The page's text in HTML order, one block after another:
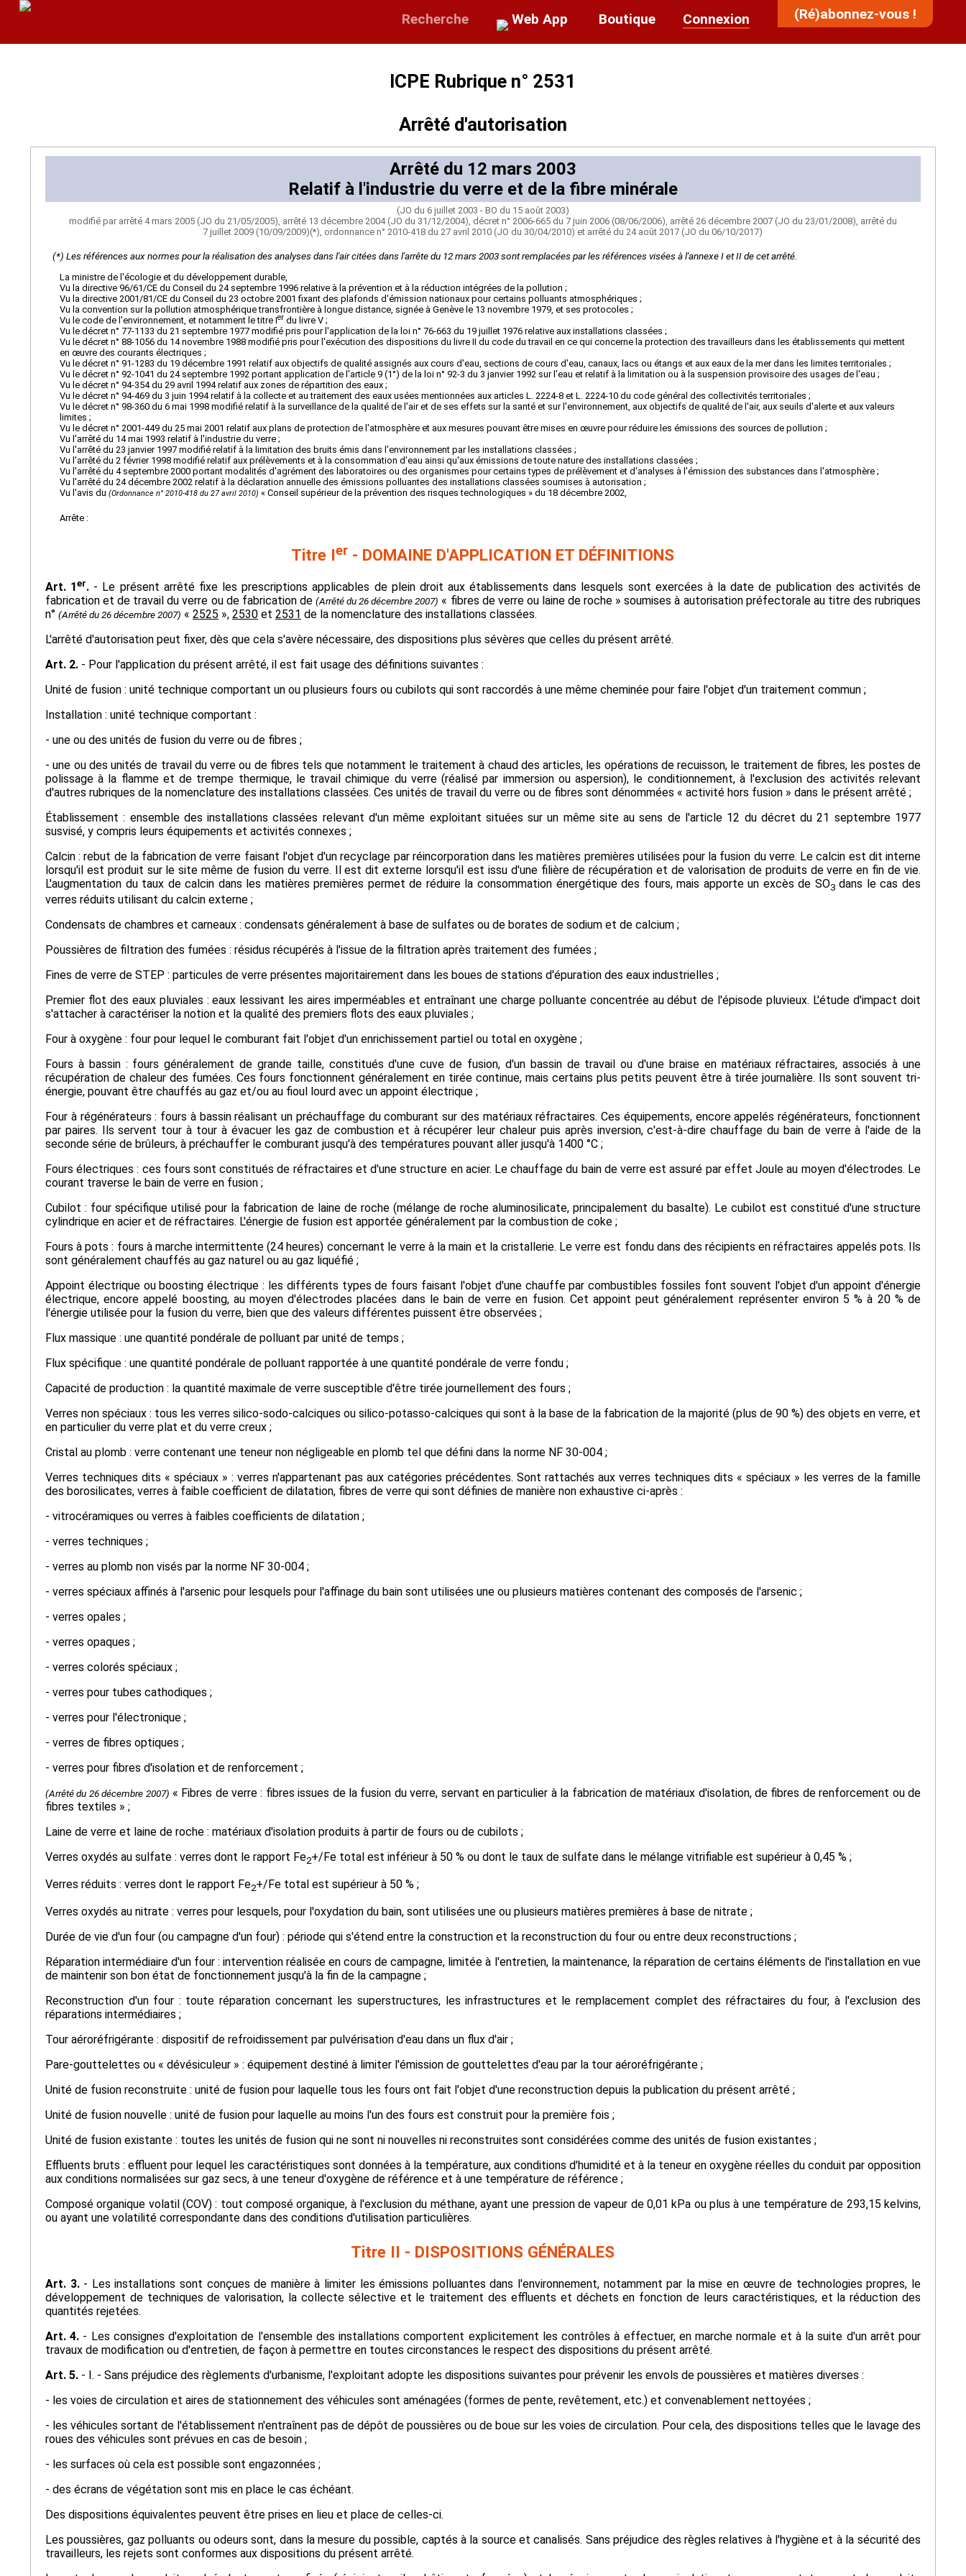
Recherche Web App Boutique Connexion (Ré)abonnez-vous !
ICPE Rubrique n° 2531
Arrêté d'autorisation
Arrêté du 12 mars 2003
Relatif à l'industrie du verre et de la fibre minérale
(JO du 6 juillet 2003 - BO du 15 août 2003)
modifié par arrêté 4 mars 2005 (JO du 21/05/2005), arrêté 13 décembre 2004 (JO du 31/12/2004), décret n° 2006-665 du 7 juin 2006 (08/06/2006), arrêté 26 décembre 2007 (JO du 23/01/2008), arrêté du
7 juillet 2009 (10/09/2009)(*), ordonnance n° 2010-418 du 27 avril 2010 (JO du 30/04/2010) et arrêté du 24 août 2017 (JO du 06/10/2017)
(*) Les références aux normes pour la réalisation des analyses dans l'air citées dans l'arrête du 12 mars 2003 sont remplacées par les références visées à l'annexe I et II de cet arrêté.
La ministre de l'écologie et du développement durable,
Vu la directive 96/61/CE du Conseil du 24 septembre 1996 relative à la prévention et à la réduction intégrées de la pollution ;
Vu la directive 2001/81/CE du Conseil du 23 octobre 2001 fixant des plafonds d'émission nationaux pour certains polluants atmosphériques ;
Vu la convention sur la pollution atmosphérique transfrontière à longue distance, signée à Genève le 13 novembre 1979, et ses protocoles ;
Vu le code de l'environnement, et notamment le titre Ier du livre V ;
Vu le décret n° 77-1133 du 21 septembre 1977 modifié pris pour l'application de la loi n° 76-663 du 19 juillet 1976 relative aux installations classées ;
Vu le décret n° 88-1056 du 14 novembre 1988 modifié pris pour l'exécution des dispositions du livre II du code du travail en ce qui concerne la protection des travailleurs dans les établissements qui mettent
en œuvre des courants électriques ;
Vu le décret n° 91-1283 du 19 décembre 1991 relatif aux objectifs de qualité assignés aux cours d'eau, sections de cours d'eau, canaux, lacs ou étangs et aux eaux de la mer dans les limites territoriales ;
Vu le décret n° 92-1041 du 24 septembre 1992 portant application de l'article 9 (1°) de la loi n° 92-3 du 3 janvier 1992 sur l'eau et relatif à la limitation ou à la suspension provisoire des usages de l'eau ;
Vu le décret n° 94-354 du 29 avril 1994 relatif aux zones de répartition des eaux ;
Vu le décret n° 94-469 du 3 juin 1994 relatif à la collecte et au traitement des eaux usées mentionnées aux articles L. 2224-8 et L. 2224-10 du code général des collectivités territoriales ;
Vu le décret n° 98-360 du 6 mai 1998 modifié relatif à la surveillance de la qualité de l'air et de ses effets sur la santé et sur l'environnement, aux objectifs de qualité de l'air, aux seuils d'alerte et aux valeurs
limites ;
Vu le décret n° 2001-449 du 25 mai 2001 relatif aux plans de protection de l'atmosphère et aux mesures pouvant être mises en œuvre pour réduire les émissions des sources de pollution ;
Vu l'arrêté du 14 mai 1993 relatif à l'industrie du verre ;
Vu l'arrêté du 23 janvier 1997 modifié relatif à la limitation des bruits émis dans l'environnement par les installations classées ;
Vu l'arrêté du 2 février 1998 modifié relatif aux prélèvements et à la consommation d'eau ainsi qu'aux émissions de toute nature des installations classées ;
Vu l'arrêté du 4 septembre 2000 portant modalités d'agrément des laboratoires ou des organismes pour certains types de prélèvement et d'analyses à l'émission des substances dans l'atmosphère ;
Vu l'arrêté du 24 décembre 2002 relatif à la déclaration annuelle des émissions polluantes des installations classées soumises à autorisation ;
Vu l'avis du (Ordonnance n° 2010-418 du 27 avril 2010) « Conseil supérieur de la prévention des risques technologiques » du 18 décembre 2002,
Arrête :
Titre Ier - DOMAINE D'APPLICATION ET DÉFINITIONS
Art. 1er. - Le présent arrêté fixe les prescriptions applicables de plein droit aux établissements dans lesquels sont exercées à la date de publication des activités de
fabrication et de travail du verre ou de fabrication de (Arrêté du 26 décembre 2007) « fibres de verre ou laine de roche » soumises à autorisation préfectorale au titre des rubriques
n° (Arrêté du 26 décembre 2007) « 2525 », 2530et 2531 de la nomenclature des installations classées.
L'arrêté d'autorisation peut fixer, dès que cela s'avère nécessaire, des dispositions plus sévères que celles du présent arrêté.
Art. 2.- Pour l'application du présent arrêté, il est fait usage des définitions suivantes :
Unité de fusion : unité technique comportant un ou plusieurs fours ou cubilots qui sont raccordés à une même cheminée pour faire l'objet d'un traitement commun ;
Installation : unité technique comportant :
- une ou des unités de fusion du verre ou de fibres ;
- une ou des unités de travail du verre ou de fibres tels que notamment le traitement à chaud des articles, les opérations de recuisson, le traitement de fibres, les postes de
polissage à la flamme et de trempe thermique, le travail chimique du verre (réalisé par immersion ou aspersion), le conditionnement, à l'exclusion des activités relevant
d'autres rubriques de la nomenclature des installations classées. Ces unités de travail du verre ou de fibres sont dénommées « activité hors fusion » dans le présent arrêté ;
Établissement : ensemble des installations classées relevant d'un même exploitant situées sur un même site au sens de l'article 12 du décret du 21 septembre 1977
susvisé, y compris leurs équipements et activités connexes ;
Calcin : rebut de la fabrication de verre faisant l'objet d'un recyclage par réincorporation dans les matières premières utilisées pour la fusion du verre. Le calcin est dit interne
lorsqu'il est produit sur le site même de fusion du verre. Il est dit externe lorsqu'il est issu d'une filière de récupération et de valorisation de produits de verre en fin de vie.
L'augmentation du taux de calcin dans les matières premières permet de réduire la consommation énergétique des fours, mais apporte un excès de SO3dans le cas des
verres réduits utilisant du calcin externe ;
Condensats de chambres et carneaux : condensats généralement à base de sulfates ou de borates de sodium et de calcium ;
Poussières de filtration des fumées : résidus récupérés à l'issue de la filtration après traitement des fumées ;
Fines de verre de STEP : particules de verre présentes majoritairement dans les boues de stations d'épuration des eaux industrielles ;
Premier flot des eaux pluviales : eaux lessivant les aires imperméables et entraînant une charge polluante concentrée au début de l'épisode pluvieux. L'étude d'impact doit
s'attacher à caractériser la notion et la qualité des premiers flots des eaux pluviales ;
Four à oxygène : four pour lequel le comburant fait l'objet d'un enrichissement partiel ou total en oxygène ;
Fours à bassin : fours généralement de grande taille, constitués d'une cuve de fusion, d'un bassin de travail ou d'une braise en matériaux réfractaires, associés à une
récupération de chaleur des fumées. Ces fours fonctionnent généralement en tirée continue, mais certains plus petits peuvent être à tirée journalière. Ils sont souvent tri-
énergie, pouvant être chauffés au gaz et/ou au fioul lourd avec un appoint électrique ;
Four à régénérateurs : fours à bassin réalisant un préchauffage du comburant sur des matériaux réfractaires. Ces équipements, encore appelés régénérateurs, fonctionnent
par paires. Ils servent tour à tour à évacuer les gaz de combustion et à récupérer leur chaleur puis après inversion, c'est-à-dire chauffage du bain de verre à l'aide de la
seconde série de brûleurs, à préchauffer le comburant jusqu'à des températures pouvant aller jusqu'à 1400 °C ;
Fours électriques : ces fours sont constitués de réfractaires et d'une structure en acier. Le chauffage du bain de verre est assuré par effet Joule au moyen d'électrodes. Le
courant traverse le bain de verre en fusion ;
Cubilot : four spécifique utilisé pour la fabrication de laine de roche (mélange de roche aluminosilicate, principalement du basalte). Le cubilot est constitué d'une structure
cylindrique en acier et de réfractaires. L'énergie de fusion est apportée généralement par la combustion de coke ;
Fours à pots : fours à marche intermittente (24 heures) concernant le verre à la main et la cristallerie. Le verre est fondu dans des récipients en réfractaires appelés pots. Ils
sont généralement chauffés au gaz naturel ou au gaz liquéfié ;
Appoint électrique ou boosting électrique : les différents types de fours faisant l'objet d'une chauffe par combustibles fossiles font souvent l'objet d'un appoint d'énergie
électrique, encore appelé boosting, au moyen d'électrodes placées dans le bain de verre en fusion. Cet appoint peut généralement représenter environ 5 % à 20 % de
l'énergie utilisée pour la fusion du verre, bien que des valeurs différentes puissent être observées ;
Flux massique : une quantité pondérale de polluant par unité de temps ;
Flux spécifique : une quantité pondérale de polluant rapportée à une quantité pondérale de verre fondu ;
Capacité de production : la quantité maximale de verre susceptible d'être tirée journellement des fours ;
Verres non spéciaux : tous les verres silico-sodo-calciques ou silico-potasso-calciques qui sont à la base de la fabrication de la majorité (plus de 90 %) des objets en verre, et
en particulier du verre plat et du verre creux ;
Cristal au plomb : verre contenant une teneur non négligeable en plomb tel que défini dans la norme NF 30-004 ;
Verres techniques dits « spéciaux » : verres n'appartenant pas aux catégories précédentes. Sont rattachés aux verres techniques dits « spéciaux » les verres de la famille
des borosilicates, verres à faible coefficient de dilatation, fibres de verre qui sont définies de manière non exhaustive ci-après :
- vitrocéramiques ou verres à faibles coefficients de dilatation ;
- verres techniques ;
- verres au plomb non visés par la norme NF 30-004 ;
- verres spéciaux affinés à l'arsenic pour lesquels pour l'affinage du bain sont utilisées une ou plusieurs matières contenant des composés de l'arsenic ;
- verres opales ;
- verres opaques ;
- verres colorés spéciaux ;
- verres pour tubes cathodiques ;
- verres pour l'électronique ;
- verres de fibres optiques ;
- verres pour fibres d'isolation et de renforcement ;
(Arrêté du 26 décembre 2007) « Fibres de verre : fibres issues de la fusion du verre, servant en particulier à la fabrication de matériaux d'isolation, de fibres de renforcement ou de
fibres textiles » ;
Laine de verre et laine de roche : matériaux d'isolation produits à partir de fours ou de cubilots ;
Verres oxydés au sulfate : verres dont le rapport Fe2+/Fe total est inférieur à 50 % ou dont le taux de sulfate dans le mélange vitrifiable est supérieur à 0,45 % ;
Verres réduits : verres dont le rapport Fe2+/Fe total est supérieur à 50 % ;
Verres oxydés au nitrate : verres pour lesquels, pour l'oxydation du bain, sont utilisées une ou plusieurs matières premières à base de nitrate ;
Durée de vie d'un four (ou campagne d'un four) : période qui s'étend entre la construction et la reconstruction du four ou entre deux reconstructions ;
Réparation intermédiaire d'un four : intervention réalisée en cours de campagne, limitée à l'entretien, la maintenance, la réparation de certains éléments de l'installation en vue
de maintenir son bon état de fonctionnement jusqu'à la fin de la campagne ;
Reconstruction d'un four : toute réparation concernant les superstructures, les infrastructures et le remplacement complet des réfractaires du four, à l'exclusion des
réparations intermédiaires ;
Tour aéroréfrigérante : dispositif de refroidissement par pulvérisation d'eau dans un flux d'air ;
Pare-gouttelettes ou « dévésiculeur » : équipement destiné à limiter l'émission de gouttelettes d'eau par la tour aéroréfrigérante ;
Unité de fusion reconstruite : unité de fusion pour laquelle tous les fours ont fait l'objet d'une reconstruction depuis la publication du présent arrêté ;
Unité de fusion nouvelle : unité de fusion pour laquelle au moins l'un des fours est construit pour la première fois ;
Unité de fusion existante : toutes les unités de fusion qui ne sont ni nouvelles ni reconstruites sont considérées comme des unités de fusion existantes ;
Effluents bruts : effluent pour lequel les caractéristiques sont données à la température, aux conditions d'humidité et à la teneur en oxygène réelles du conduit par opposition
aux conditions normalisées sur gaz secs, à une teneur d'oxygène de référence et à une température de référence ;
Composé organique volatil (COV) : tout composé organique, à l'exclusion du méthane, ayant une pression de vapeur de 0,01 kPa ou plus à une température de 293,15 kelvins,
ou ayant une volatilité correspondante dans des conditions d'utilisation particulières.
Titre II - DISPOSITIONS GÉNÉRALES
Art. 3.- Les installations sont conçues de manière à limiter les émissions polluantes dans l'environnement, notamment par la mise en œuvre de technologies propres, le
développement de techniques de valorisation, la collecte sélective et le traitement des effluents et déchets en fonction de leurs caractéristiques, et la réduction des
quantités rejetées.
Art. 4. - Les consignes d'exploitation de l'ensemble des installations comportent explicitement les contrôles à effectuer, en marche normale et à la suite d'un arrêt pour
travaux de modification ou d'entretien, de façon à permettre en toutes circonstances le respect des dispositions du présent arrêté.
Art. 5.- I. - Sans préjudice des règlements d'urbanisme, l'exploitant adopte les dispositions suivantes pour prévenir les envols de poussières et matières diverses :
- les voies de circulation et aires de stationnement des véhicules sont aménagées (formes de pente, revêtement, etc.) et convenablement nettoyées ;
- les véhicules sortant de l'établissement n'entraînent pas de dépôt de poussières ou de boue sur les voies de circulation. Pour cela, des dispositions telles que le lavage des
roues des véhicules sont prévues en cas de besoin ;
- les surfaces où cela est possible sont engazonnées ;
- des écrans de végétation sont mis en place le cas échéant.
Des dispositions équivalentes peuvent être prises en lieu et place de celles-ci.
Les poussières, gaz polluants ou odeurs sont, dans la mesure du possible, captés à la source et canalisés. Sans préjudice des règles relatives à l'hygiène et à la sécurité des
travailleurs, les rejets sont conformes aux dispositions du présent arrêté.